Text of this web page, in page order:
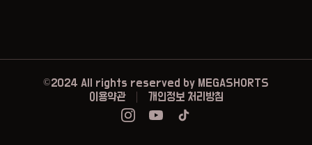
©2024 All rights reserved by MEGASHORTS
이용약관
개인정보 처리방침
Instagram
YoutubeTikTok